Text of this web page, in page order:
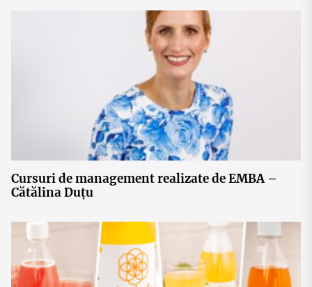
Cursuri de management realizate de EMBA –
Cătălina Duțu